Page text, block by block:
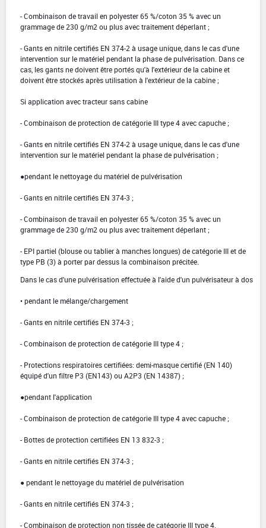
- Combinaison de travail en polyester 65 %/coton 35 % avec un
grammage de 230 g/m2 ou plus avec traitement déperlant ;
- Gants en nitrile certifiés EN 374-2 à usage unique, dans le cas d'une
intervention sur le matériel pendant la phase de pulvérisation. Dans ce
cas, les gants ne doivent être portés qu'à l'extérieur de la cabine et
doivent être stockés après utilisation à l'extérieur de la cabine ;
Si application avec tracteur sans cabine
- Combinaison de protection de catégorie III type 4 avec capuche ;
- Gants en nitrile certifiés EN 374-2 à usage unique, dans le cas d'une
intervention sur le matériel pendant la phase de pulvérisation ;
●pendant le nettoyage du matériel de pulvérisation
- Gants en nitrile certifiés EN 374-3 ;
- Combinaison de travail en polyester 65 %/coton 35 % avec un
grammage de 230 g/m2 ou plus avec traitement déperlant ;
- EPI partiel (blouse ou tablier à manches longues) de catégorie III et de
type PB (3) à porter par dessus la combinaison précitée.
Dans le cas d'une pulvérisation effectuée à l'aide d'un pulvérisateur à dos
• pendant le mélange/chargement
- Gants en nitrile certifiés EN 374-3 ;
- Combinaison de protection de catégorie III type 4 ;
- Protections respiratoires certifiées: demi-masque certifié (EN 140)
équipé d'un filtre P3 (EN143) ou A2P3 (EN 14387) ;
●pendant l'application
- Combinaison de protection de catégorie III type 4 avec capuche ;
- Bottes de protection certifiées EN 13 832-3 ;
- Gants en nitrile certifiés EN 374-3 ;
● pendant le nettoyage du matériel de pulvérisation
- Gants en nitrile certifiés EN 374-3 ;
- Combinaison de protection non tissée de catégorie III type 4.